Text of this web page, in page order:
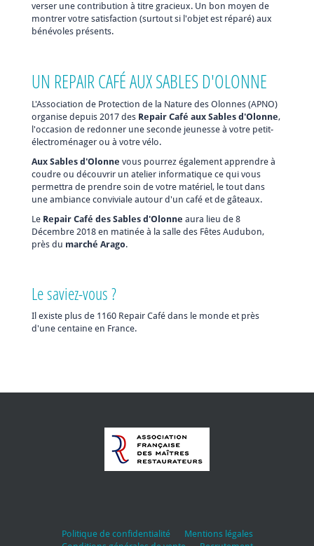
verser une contribution à titre gracieux. Un bon moyen de
montrer votre satisfaction (surtout si l'objet est réparé) aux
bénévoles présents.
UN REPAIR CAFÉ AUX SABLES D'OLONNE
L'Association de Protection de la Nature des Olonnes (APNO)
organise depuis 2017 des Repair Café aux Sables d'Olonne,
l'occasion de redonner une seconde jeunesse à votre petit-
électroménager ou à votre vélo.
Aux Sables d'Olonne vous pourrez également apprendre à
coudre ou découvrir un atelier informatique ce qui vous
permettra de prendre soin de votre matériel, le tout dans
une ambiance conviviale autour d'un café et de gâteaux.
Le Repair Café des Sables d'Olonne aura lieu de 8
Décembre 2018 en matinée à la salle des Fêtes Audubon,
près du marché Arago.
Le saviez-vous ?
Il existe plus de 1160 Repair Café dans le monde et près
d'une centaine en France.
Politique de confidentialité
Mentions légales